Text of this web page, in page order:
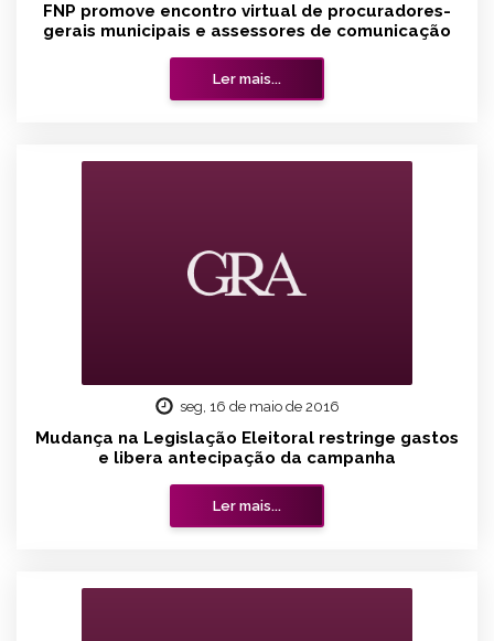
FNP promove encontro virtual de procuradores-
gerais municipais e assessores de comunicação
Ler mais...
seg, 16 de maio de 2016
Mudança na Legislação Eleitoral restringe gastos
e libera antecipação da campanha
Ler mais...